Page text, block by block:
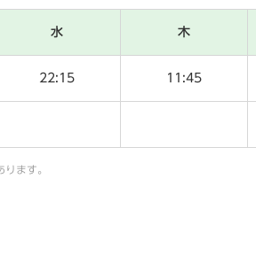
水 木
22:15 11:45
ます。